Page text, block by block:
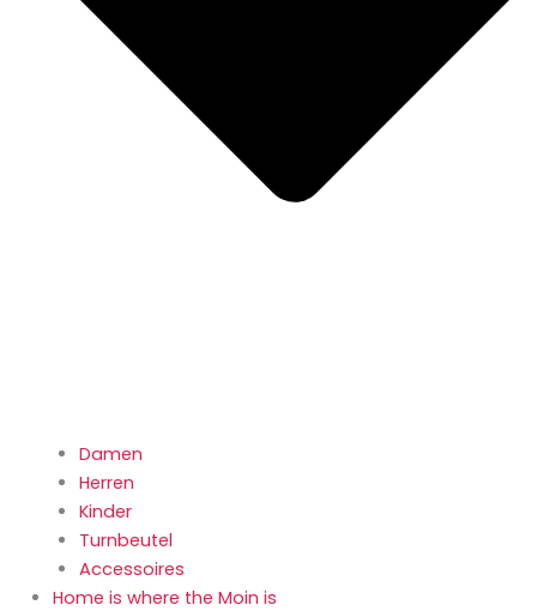
Damen
Herren
Kinder
Turnbeutel
Accessoires
Home is where the Moin is